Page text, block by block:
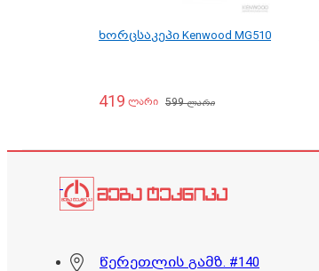
ხორცსაკეპი Kenwood MG510
419 ლარი 599ლარი
წერეთლის გამზ. #140